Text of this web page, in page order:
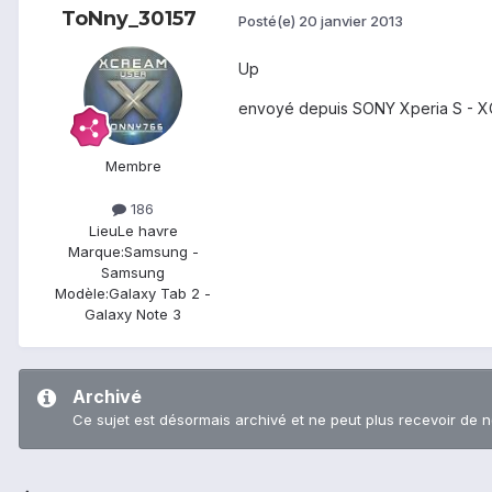
ToNny_30157
Membre
186
LieuLe havre
Marque:Samsung -
Samsung
Modèle:Galaxy Tab 2 -
Galaxy Note 3
Posté(e) 20 janvier 2013
Up
envoyé depuis SONY Xperia S -
Archivé
Ce sujet est désormais archivé et ne peut plus recevoir de